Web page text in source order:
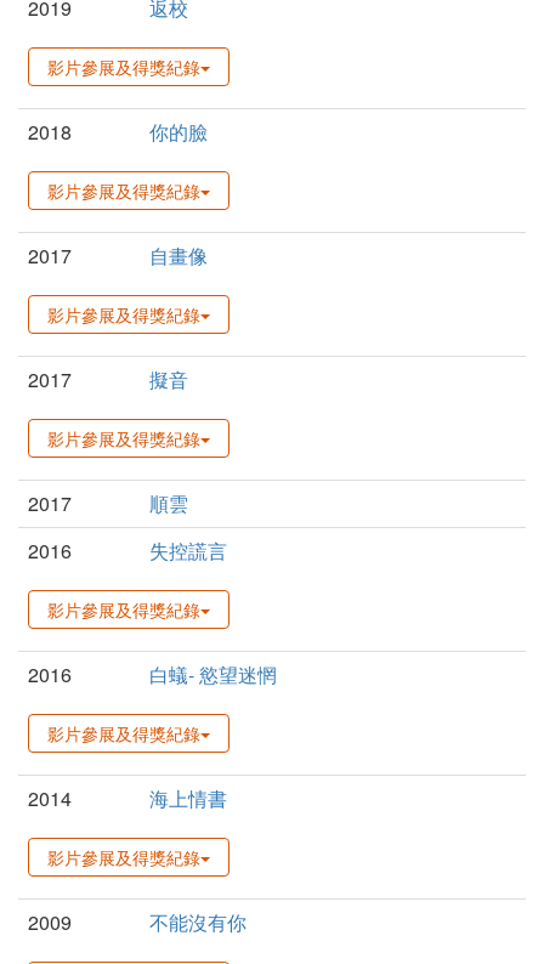
2019 返校
影片參展及得獎紀錄
2018 你的臉
影片參展及得獎紀錄
2017 自畫像
影片參展及得獎紀錄
2017 擬音
影片參展及得獎紀錄
2017
順雲
2016
失控謊言
影片參展及得獎紀錄
2016 白蟻- 慾望迷惘
影片參展及得獎紀錄
2014 海上情書
影片參展及得獎紀錄
2009 不能沒有你